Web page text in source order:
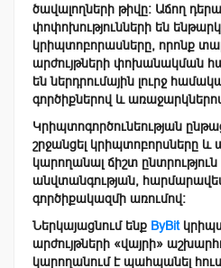
ծավալողների թիվը։ Աճող
փոփոխությունների են
կրիպտոբորասները, որոնք
արժույթների փոխանակման
են ներդրումային լուրջ
գործիքներով և
Կրիպտոգործունեության
շրջանցել կրիպտոբորսները և
կարողանալ ճիշտ
անվտանգության,
գործիքակազմի առումով։
Ներկայացնում ենք ByBit
արժույթների «վայրի»
կարողանում է պահպանել